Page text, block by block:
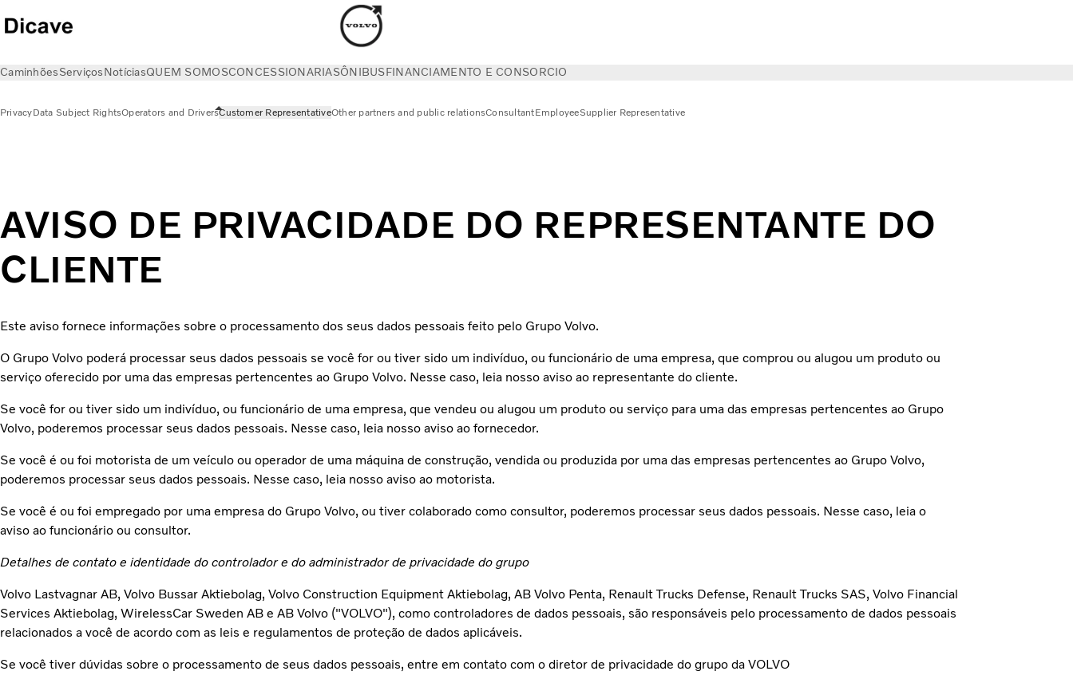
CaminhõesServiçosNotíciasQUEM SOMOSCONCESSIONARIASÔNIBUSFINANCIAMENTO E CONSORCIO
PrivacyData Subject RightsOperators and DriversCustomer RepresentativeOther partners and public relationsConsultantEmployeeSupplier Representative
AVISO DE PRIVACIDADE DO REPRESENTANTE DO
CLIENTE
Este aviso fornece informações sobre o processamento dos seus dados pessoais feito pelo Grupo Volvo.
O Grupo Volvo poderá processar seus dados pessoais se você for ou tiver sido um indivíduo, ou funcionário de uma empresa, que comprou ou alugou um produto ou
serviço oferecido por uma das empresas pertencentes ao Grupo Volvo. Nesse caso, leia nosso aviso ao representante do cliente.
Se você for ou tiver sido um indivíduo, ou funcionário de uma empresa, que vendeu ou alugou um produto ou serviço para uma das empresas pertencentes ao Grupo
Volvo, poderemos processar seus dados pessoais. Nesse caso, leia nosso aviso ao fornecedor.
Se você é ou foi motorista de um veículo ou operador de uma máquina de construção, vendida ou produzida por uma das empresas pertencentes ao Grupo Volvo,
poderemos processar seus dados pessoais. Nesse caso, leia nosso aviso ao motorista.
Se você é ou foi empregado por uma empresa do Grupo Volvo, ou tiver colaborado como consultor, poderemos processar seus dados pessoais. Nesse caso, leia o
aviso ao funcionário ou consultor.
Detalhes de contato e identidade do controlador e do administrador de privacidade do grupo
Volvo Lastvagnar AB, Volvo Bussar Aktiebolag, Volvo Construction Equipment Aktiebolag, AB Volvo Penta, Renault Trucks Defense, Renault Trucks SAS, Volvo Financial
Services Aktiebolag, WirelessCar Sweden AB e AB Volvo ("VOLVO"), como controladores de dados pessoais, são responsáveis pelo processamento de dados pessoais
relacionados a você de acordo com as leis e regulamentos de proteção de dados aplicáveis.
Se você tiver dúvidas sobre o processamento de seus dados pessoais, entre em contato com o diretor de privacidade do grupo da VOLVO